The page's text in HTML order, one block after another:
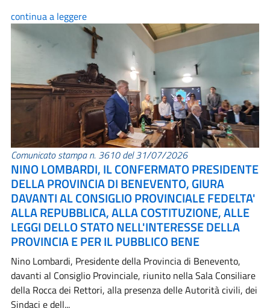
continua a leggere
Comunicato stampa n. 3610 del 31/07/2026
NINO LOMBARDI, IL CONFERMATO PRESIDENTE
DELLA PROVINCIA DI BENEVENTO, GIURA
DAVANTI AL CONSIGLIO PROVINCIALE FEDELTA'
ALLA REPUBBLICA, ALLA COSTITUZIONE, ALLE
LEGGI DELLO STATO NELL'INTERESSE DELLA
PROVINCIA E PER IL PUBBLICO BENE
Nino Lombardi, Presidente della Provincia di Benevento,
davanti al Consiglio Provinciale, riunito nella Sala Consiliare
della Rocca dei Rettori, alla presenza delle Autorità civili, dei
Sindaci e dell...